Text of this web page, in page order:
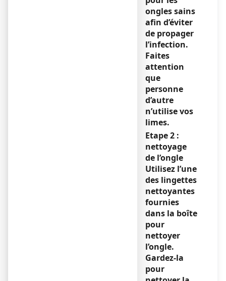
ongles sains
afin d’éviter
de propager
l’infection.
Faites
attention
que
personne
d’autre
n’utilise vos
limes.
Etape 2 :
nettoyage
de l’ongle
Utilisez l’une
des lingettes
nettoyantes
fournies
dans la boîte
pour
nettoyer
l’ongle.
Gardez-la
pour